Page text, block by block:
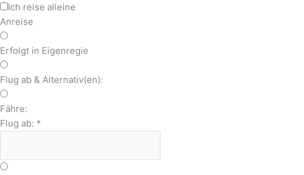
Ich reise alleine
Anreise
Erfolgt in Eigenregie
Flug ab & Alternativ(en):
Fähre:
Flug ab: *